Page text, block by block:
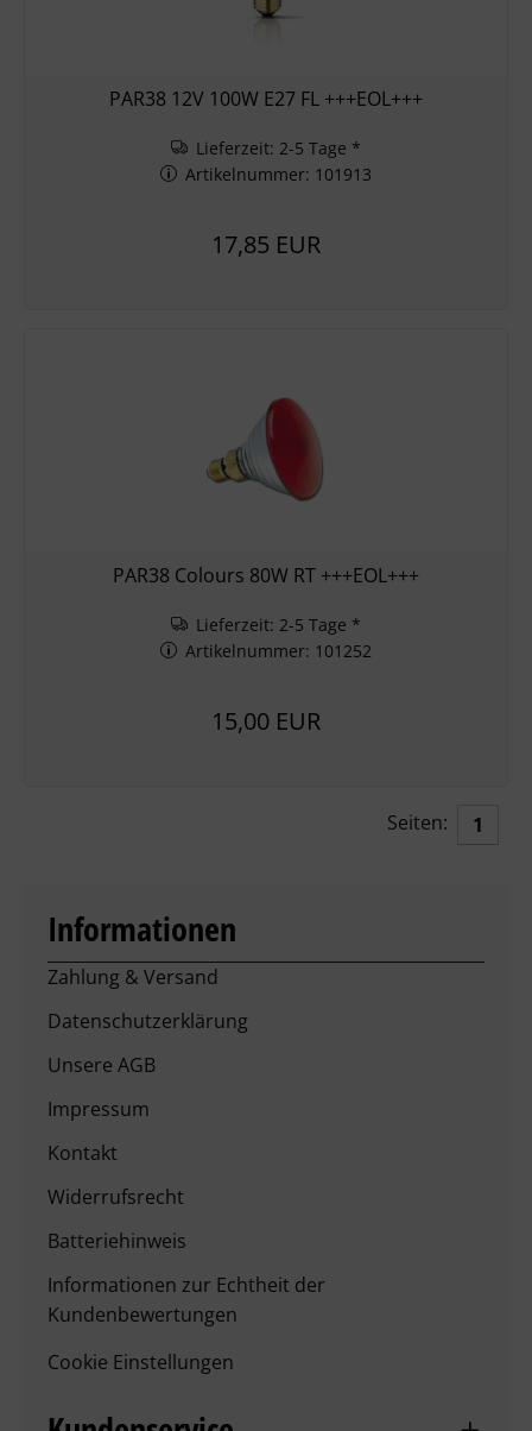
PAR38 12V 100W E27 FL +++EOL+++
Lieferzeit: 2-5 Tage *
Artikelnummer: 101913
17,85 EUR
PAR38 Colours 80W RT +++EOL+++
Lieferzeit: 2-5 Tage *
Artikelnummer: 101252
15,00 EUR
Seiten: 1
Informationen
Zahlung & Versand
Datenschutzerklärung
Unsere AGB
Impressum
Kontakt
Widerrufsrecht
Batteriehinweis
Informationen zur Echtheit der
Kundenbewertungen
Cookie Einstellungen